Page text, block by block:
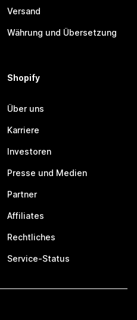
Versand
Währung und Übersetzung
Shopify
Über uns
Karriere
Investoren
Presse und Medien
Partner
Affiliates
Rechtliches
Service-Status